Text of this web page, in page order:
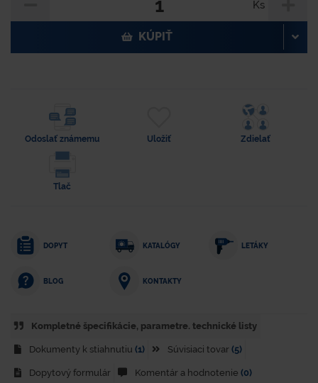
Ks
KÚPIŤ
Odoslať známemu Uložiť Zdielať
Tlač
DOPYT KATALÓGY LETÁKY
BLOG KONTAKTY
Kompletné špecifikácie, parametre. technické listy
Dokumenty k stiahnutiu (1) Súvisiaci tovar (5)
Dopytový formulár Komentár a hodnotenie (0)